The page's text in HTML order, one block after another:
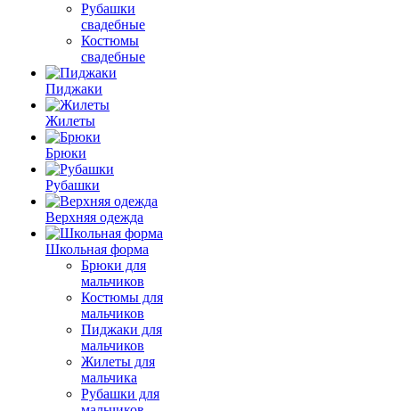
Рубашки
свадебные
Костюмы
свадебные
Пиджаки
Жилеты
Брюки
Рубашки
Верхняя одежда
Школьная форма
Брюки для
мальчиков
Костюмы для
мальчиков
Пиджаки для
мальчиков
Жилеты для
мальчика
Рубашки для